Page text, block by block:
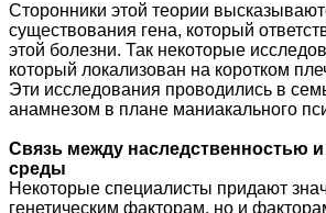
Сторонники этой теории
существования гена, который
этой болезни. Так некоторые
который локализован на коротком
Эти исследования проводились в
анамнезом в плане маниакального
Связь между наследственностью
среды
Некоторые специалисты придают
генетическим факторам, но и